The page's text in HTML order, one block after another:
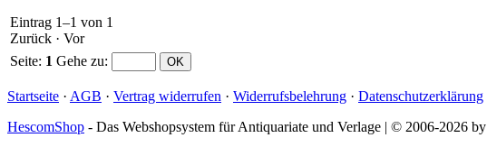
Eintrag 1–1 von 1
Zurück · Vor
Seite: 1 Gehe zu:
Startseite · AGB · Vertrag widerrufen · Widerrufsbelehrung · Datenschutzerklärung
HescomShop - Das Webshopsystem für Antiquariate und Verlage | © 2006-2026 by